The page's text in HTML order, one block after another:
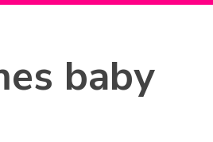
baby